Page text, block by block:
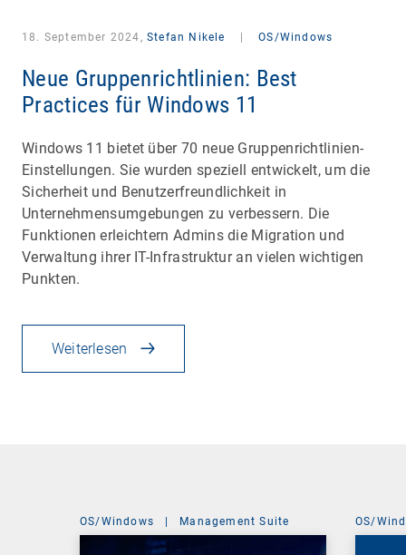
18. September 2024, Stefan Nikele OS/Windows
Neue Gruppenrichtlinien: Best
Practices für Windows 11
Windows 11 bietet über 70 neue Gruppenrichtlinien-
Einstellungen. Sie wurden speziell entwickelt, um die
Sicherheit und Benutzerfreundlichkeit in
Unternehmensumgebungen zu verbessern. Die
Funktionen erleichtern Admins die Migration und
Verwaltung ihrer IT-Infrastruktur an vielen wichtigen
Punkten.
Weiterlesen
OS/Windows | Management Suite OS/